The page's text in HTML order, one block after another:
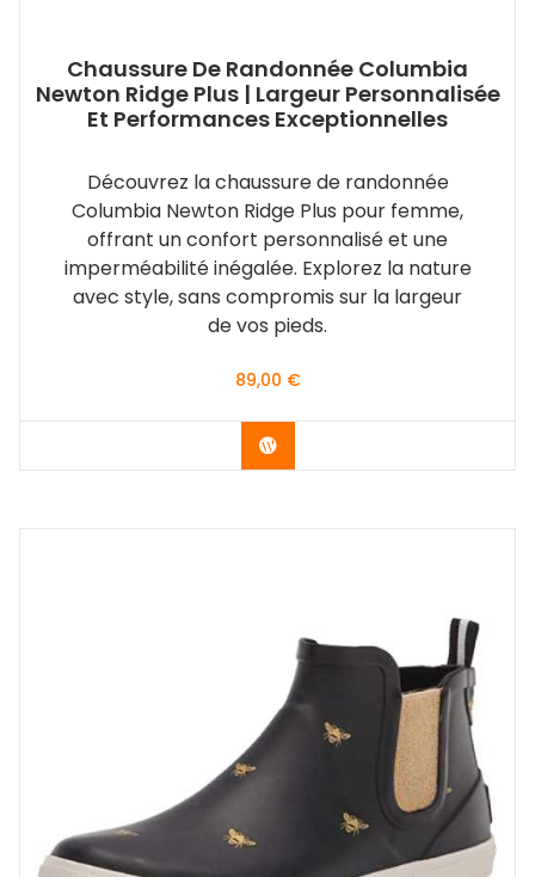
Chaussure De Randonnée Columbia
Newton Ridge Plus | Largeur Personnalisée
Et Performances Exceptionnelles
Découvrez la chaussure de randonnée
Columbia Newton Ridge Plus pour femme,
offrant un confort personnalisé et une
imperméabilité inégalée. Explorez la nature
avec style, sans compromis sur la largeur
de vos pieds.
89,00 €
Voir les différentes couleurs